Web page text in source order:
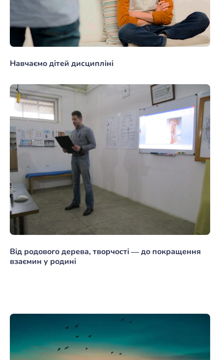
Навчаємо дітей дисципліні
Від родового дерева, творчості ― до покращення
взаємин у родині